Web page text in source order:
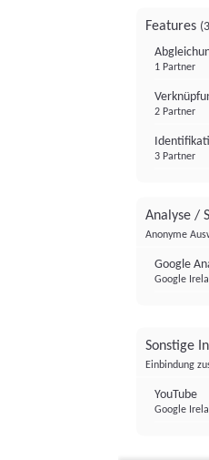
Features
1 Partner
2 Partner
3 Partner
Analyse /
Anonyme
Google
Google
Sonstige
Einbindung
YouTube
Google